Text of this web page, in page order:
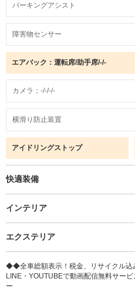
パーキングアシスト
障害物センサー
エアバック：運転席/助手席/-/-
カメラ：-/-/-/-
横滑り防止装置
アイドリングストップ
快適装備
インテリア
エクステリア
◆◆全車総額表示！税金、リサイクル
LINE・YOUTUBEで動画配信無料サー
ー